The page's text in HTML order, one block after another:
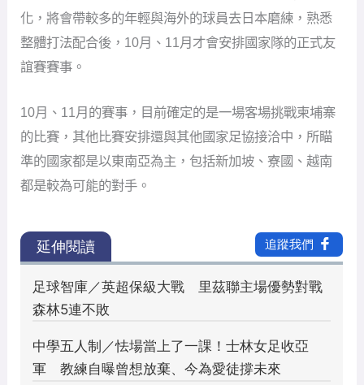
化，將會帶較多的年輕與海外的球員去日本磨練，熟悉
整體打法配合後，10月、11月才會安排國家隊的正式友
誼賽賽事。
10月、11月的賽事，目前確定的是一場客場挑戰柬埔寨
的比賽，其他比賽安排還與其他國家足協接洽中，所瞄
準的國家都是以東南亞為主，包括新加坡、寮國、越南
都是較為可能的對手。